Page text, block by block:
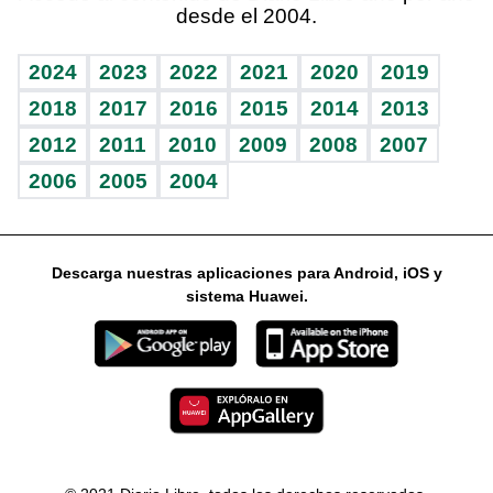
Vida y familia
Eñe
Celebrando la vida
Sin complejos
En pocas palabras
Escuchando al corazón
Economía Personal
Consulta Libre
BRV
TBT Deportivo
Ágora
Guía del dinero
Horóscopos
desde el 2004.
2024 2023 2022 2021 2020
2019
2018
2017 2016 2015 2014
2013
2012
2011 2010 2009 2008
2007
2006
2005 2004
Descarga nuestras aplicaciones para Android, iOS y
sistema Huawei.